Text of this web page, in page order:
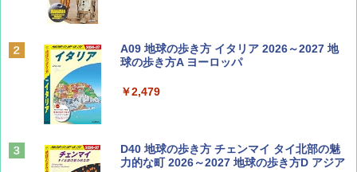
ディズニーファン ２０２６年 ９月号 [雑
誌] (ＤＩＳＮＥＹ ＦＡＮ)
￥713
山と溪谷 2026年8月号「南アルプス大全」
A09 地球の歩き方 イタリア 2026～2027 地
球の歩き方A ヨーロッパ
￥2,479
D40 地球の歩き方 チェンマイ タイ北部の魅
力的な町 2026～2027 地球の歩き方D アジア